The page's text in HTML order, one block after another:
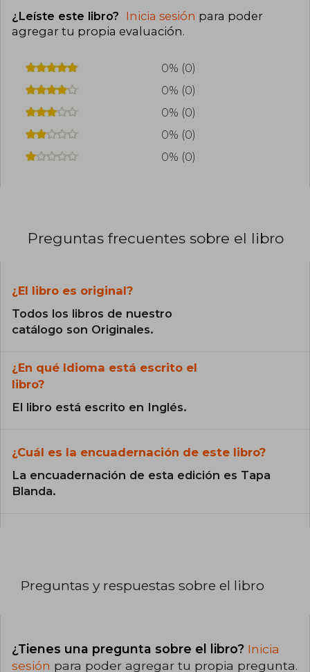
¿Leíste este libro? Inicia sesión para poder
agregar tu propia evaluación.
0% (0)
0% (0)
0% (0)
0% (0)
0% (0)
Preguntas frecuentes sobre el libro
¿El libro es original?
Todos los libros de nuestro
catálogo son Originales.
¿En qué Idioma está escrito el
libro?
El libro está escrito en Inglés.
¿Cuál es la encuadernación de este libro?
La encuadernación de esta edición es Tapa
Blanda.
Preguntas y respuestas sobre el libro
¿Tienes una pregunta sobre el libro? Inicia
sesión para poder agregar tu propia pregunta.